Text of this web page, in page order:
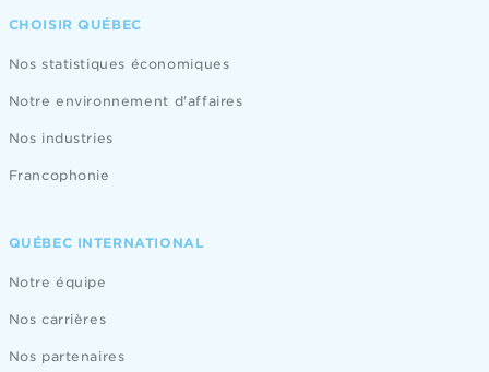
CHOISIR QUÉBEC
Nos statistiques économiques
Notre environnement d'affaires
Nos industries
Francophonie
QUÉBEC INTERNATIONAL
Notre équipe
Nos carrières
Nos partenaires